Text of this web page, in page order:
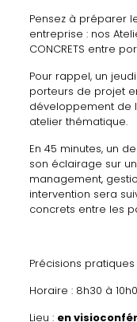
Pensez à préparer
entreprise : nos
CONCRETS entre
Pour rappel, un
porteurs de projet
développement de
atelier thématique.
En 45 minutes, un
son éclairage sur
management,
intervention sera
concrets entre les
Précisions pratiques
Horaire : 8h30 à
Lieu : en